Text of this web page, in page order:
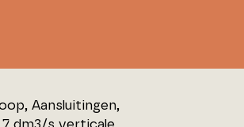
Aansluitingen,
dm3/s verticale